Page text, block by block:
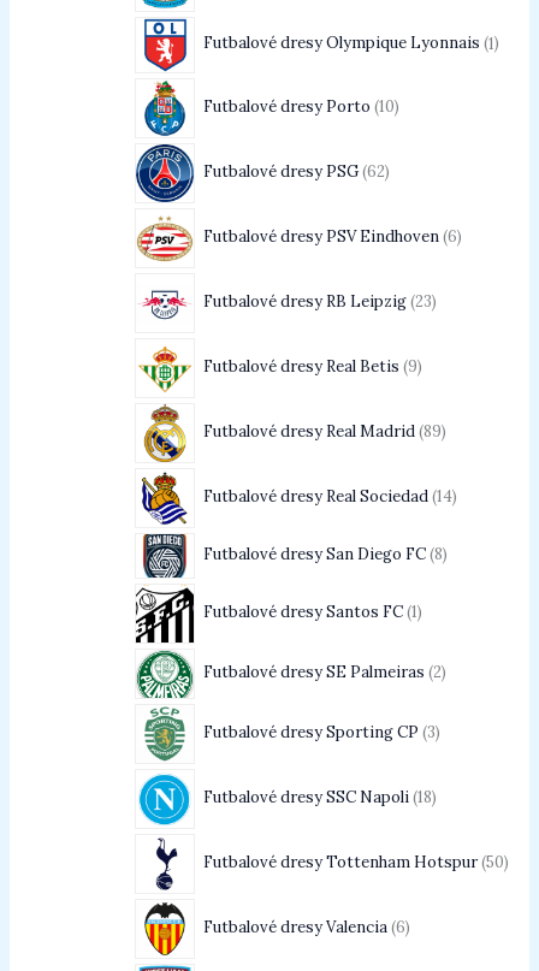
Futbalové dresy Olympique Lyonnais 1
Futbalové dresy Porto 10
Futbalové dresy PSG 62
Futbalové dresy PSV Eindhoven 6
Futbalové dresy RB Leipzig 23
Futbalové dresy Real Betis 9
Futbalové dresy Real Madrid 89
Futbalové dresy Real Sociedad 14
Futbalové dresy San Diego FC 8
Futbalové dresy Santos FC 1
Futbalové dresy SE Palmeiras 2
Futbalové dresy Sporting CP 3
Futbalové dresy SSC Napoli 18
Futbalové dresy Tottenham Hotspur 50
Futbalové dresy Valencia 6